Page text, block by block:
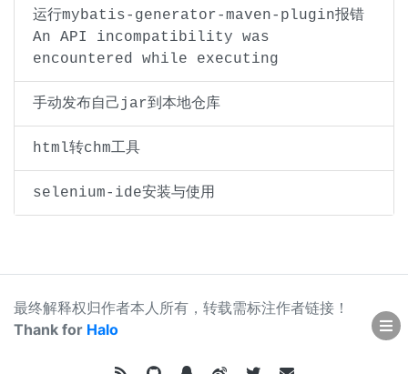
运行mybatis-generator-maven-plugin报错
An API incompatibility was
encountered while executing
手动发布自己jar到本地仓库
html转chm工具
selenium-ide安装与使用
最终解释权归作者本人所有，转载需标注作者链接！
Thank for Halo